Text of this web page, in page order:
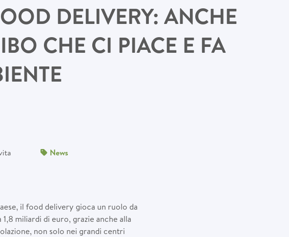
DELIVERY: ANCHE
CHE CI PIACE E FA
News
il food delivery gioca un ruolo da
miliardi di euro, grazie anche alla
non solo nei grandi centri